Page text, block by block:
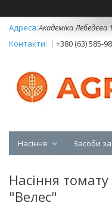
Академіка Лебедєва
+380 (63) 585-
Насіння Засоби
Насіння
"Велес"